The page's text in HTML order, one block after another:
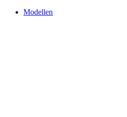
Modellen